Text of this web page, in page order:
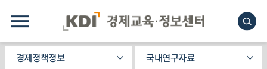
경제정책정보 국내연구자료